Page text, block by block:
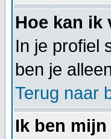
Hoe kan
In je profiel
ben je
Terug naar
Ik ben